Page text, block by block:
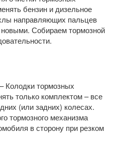
бензин и дизельное
направляющих пальцев
Собираем тормозной
Колодки тормозных
только комплектом – все
(или задних) колесах.
тормозного механизма
в сторону при резком